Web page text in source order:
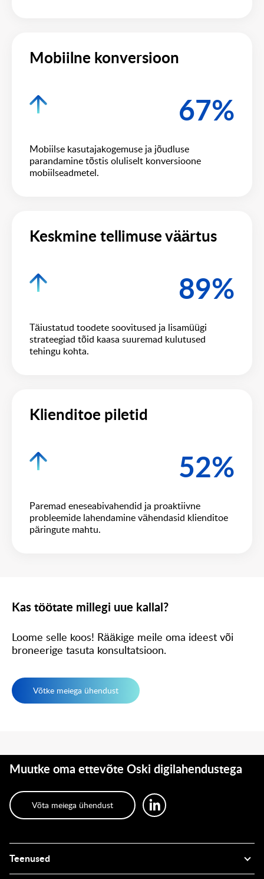
Mobiilne konversioon
67%
Mobiilse kasutajakogemuse ja jõudluse
parandamine tõstis oluliselt konversioone
mobiilseadmetel.
Keskmine tellimuse väärtus
89%
Täiustatud toodete soovitused ja lisamüügi
strateegiad tõid kaasa suuremad kulutused
tehingu kohta.
Klienditoe piletid
52%
Paremad eneseabivahendid ja proaktiivne
probleemide lahendamine vähendasid klienditoe
päringute mahtu.
Kas töötate millegi uue kallal?
Loome selle koos! Rääkige meile oma ideest või
broneerige tasuta konsultatsioon.
Võtke meiega ühendust
Muutke oma ettevõte Oski digilahendustega
Võta meiega ühendust
Teenused